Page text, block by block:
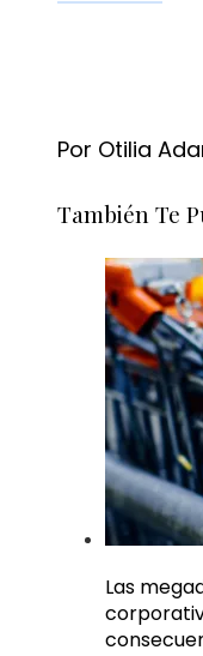
Por Otilia
También Te
Las